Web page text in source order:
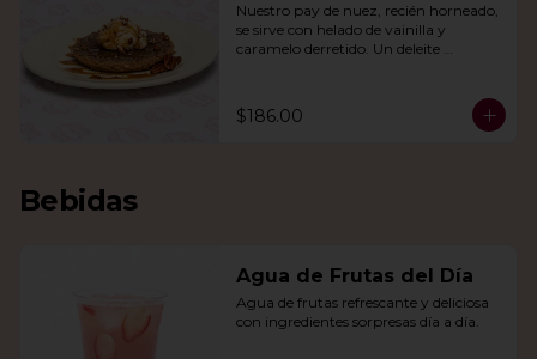
Nuestro pay de nuez, recién horneado,
se sirve con helado de vainilla y
caramelo derretido. Un deleite
$186.00
Bebidas
Agua de Frutas del Día
Agua de frutas refrescante y deliciosa
con ingredientes sorpresas día a día.